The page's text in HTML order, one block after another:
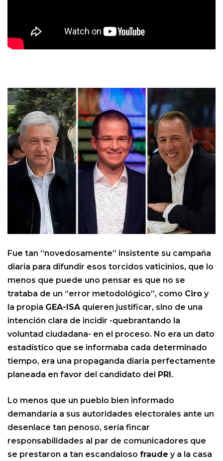
Fue tan “novedosamente” insistente su campaña
diaria para difundir esos torcidos vaticinios, que lo
menos que puede uno pensar es que no se
trataba de un “error metodológico”, como Ciro y
la propia GEA-ISAquieren justificar, sino de una
intención clara de incidir -quebrantando la
voluntad ciudadana- en el proceso. No era un dato
estadístico que se informaba cada determinado
tiempo, era una propaganda diaria perfectamente
planeada en favor del candidato del PRI.
Lo menos que un pueblo bien informado
demandaría a sus autoridades electorales ante un
desenlace tan penoso, sería fincar
responsabilidades al par de comunicadores que
se prestaron a tan escandaloso fraude y a la casa